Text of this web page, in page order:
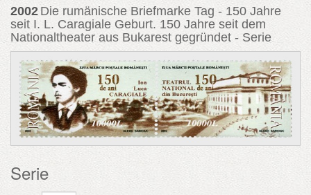
2002 Die rumänische Briefmarke Tag - 150 Jahre
seit I. L. Caragiale Geburt. 150 Jahre seit dem
Nationaltheater aus Bukarest gegründet - Serie
Serie